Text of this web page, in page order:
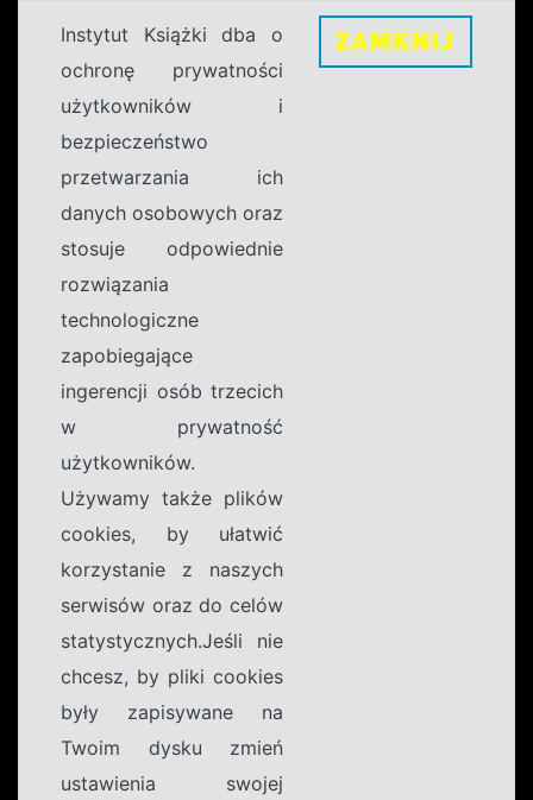
Instytut Książki dba o
ochronę prywatności
użytkowników i
bezpieczeństwo
przetwarzania ich
danych osobowych oraz
stosuje odpowiednie
rozwiązania
technologiczne
zapobiegające
ingerencji osób trzecich
w prywatność
użytkowników.
Używamy także plików
cookies, by ułatwić
korzystanie z naszych
serwisów oraz do celów
statystycznych.Jeśli nie
chcesz, by pliki cookies
były zapisywane na
Twoim dysku zmień
ustawienia swojej
ZAMKNIJ